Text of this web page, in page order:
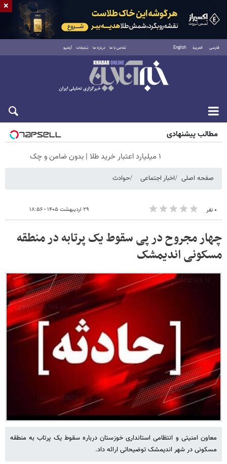
فارسی العربية English تماس با ما درباره ما تبلیغات آرشیو
شنبه ۱۷ مرداد ۱۴۰۵
مطالب پیشنهادی
۱ میلیارد اعتبار خرید طلا | بدون ضامن و چک
صفحه اصلی اخبار اجتماعی حوادث
۰ نفر ۲۹ اردیبهشت ۱۴۰۵ - ۱۸:۵۶
چهار مجروح در پی سقوط یک پرتابه در منطقه
مسکونی اندیمشک
معاون امنیتی و انتظامی استانداری خوزستان درباره سقوط یک پرتاب به منطقه
مسکونی در شهر اندیمشک توضیحاتی ارائه داد.
×